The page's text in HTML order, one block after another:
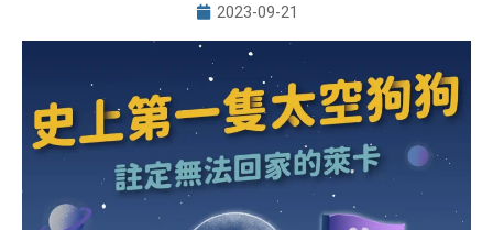
2023-09-21